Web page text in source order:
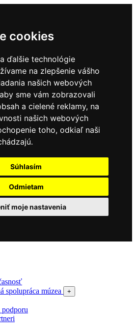
cookies
ďalšie technológie
na zlepšenie vášho
našich webových
sme vám zobrazovali
a cielené reklamy, na
našich webových
toho, odkiaľ naši
Súhlasím
Odmietam
moje nastavenia
spolupráca múzea
+
podporu